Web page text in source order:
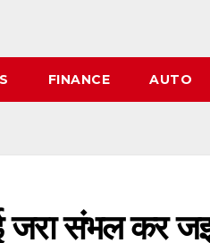
FINANCE AUTO
जरा संभल कर